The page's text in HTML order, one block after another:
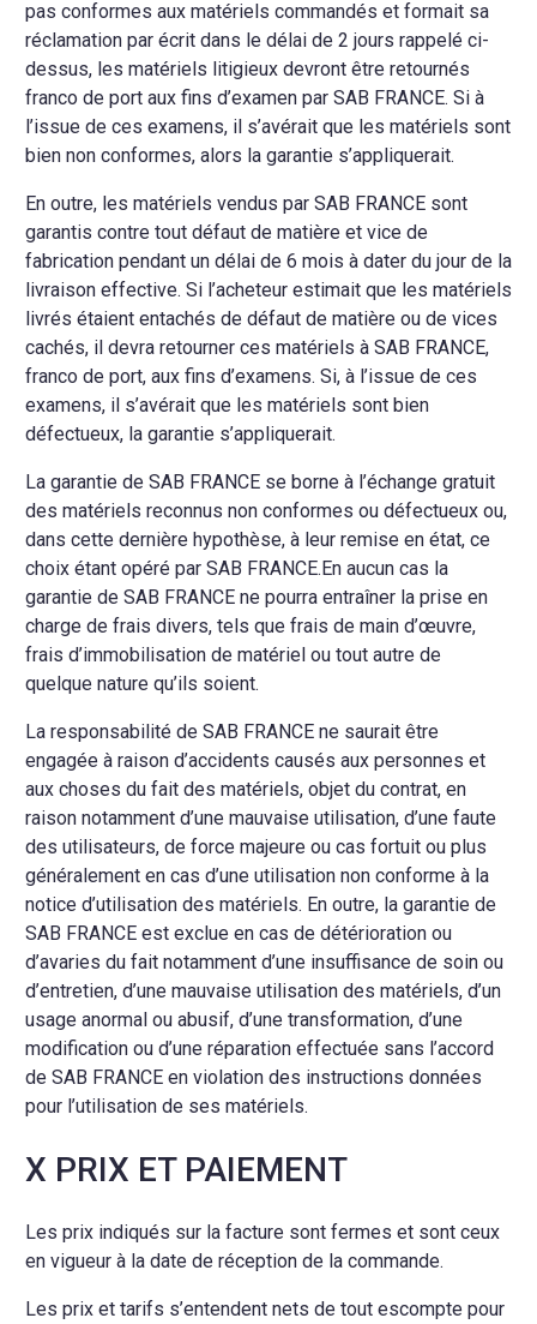
pas conformes aux matériels commandés et formait sa
réclamation par écrit dans le délai de 2 jours rappelé ci-
dessus, les matériels litigieux devront être retournés
franco de port aux fins d’examen par SAB FRANCE. Si à
l’issue de ces examens, il s’avérait que les matériels sont
bien non conformes, alors la garantie s’appliquerait.
En outre, les matériels vendus par SAB FRANCE sont
garantis contre tout défaut de matière et vice de
fabrication pendant un délai de 6 mois à dater du jour de la
livraison effective. Si l’acheteur estimait que les matériels
livrés étaient entachés de défaut de matière ou de vices
cachés, il devra retourner ces matériels à SAB FRANCE,
franco de port, aux fins d’examens. Si, à l’issue de ces
examens, il s’avérait que les matériels sont bien
défectueux, la garantie s’appliquerait.
La garantie de SAB FRANCE se borne à l’échange gratuit
des matériels reconnus non conformes ou défectueux ou,
dans cette dernière hypothèse, à leur remise en état, ce
choix étant opéré par SAB FRANCE.En aucun cas la
garantie de SAB FRANCE ne pourra entraîner la prise en
charge de frais divers, tels que frais de main d’œuvre,
frais d’immobilisation de matériel ou tout autre de
quelque nature qu’ils soient.
La responsabilité de SAB FRANCE ne saurait être
engagée à raison d’accidents causés aux personnes et
aux choses du fait des matériels, objet du contrat, en
raison notamment d’une mauvaise utilisation, d’une faute
des utilisateurs, de force majeure ou cas fortuit ou plus
généralement en cas d’une utilisation non conforme à la
notice d’utilisation des matériels. En outre, la garantie de
SAB FRANCE est exclue en cas de détérioration ou
d’avaries du fait notamment d’une insuffisance de soin ou
d’entretien, d’une mauvaise utilisation des matériels, d’un
usage anormal ou abusif, d’une transformation, d’une
modification ou d’une réparation effectuée sans l’accord
de SAB FRANCE en violation des instructions données
pour l’utilisation de ses matériels.
X PRIX ET PAIEMENT
Les prix indiqués sur la facture sont fermes et sont ceux
en vigueur à la date de réception de la commande.
Les prix et tarifs s’entendent nets de tout escompte pour